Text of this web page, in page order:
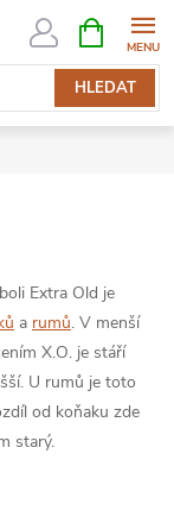
HLEDAT
NÁKUPNÍ
KOŠÍK
Extra Old je
a rumů. V menší
X.O. je stáří
U rumů je toto
od koňaku zde
starý.